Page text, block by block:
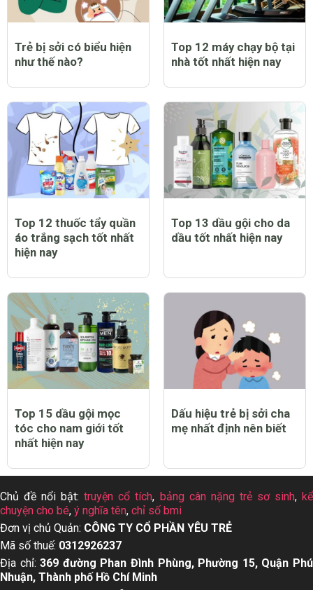
Trẻ bị sởi có biểu hiện
như thế nào?
Top 12 máy chạy bộ tại
nhà tốt nhất hiện nay
Top 12 thuốc tẩy quần
áo trắng sạch tốt nhất
hiện nay
Top 13 dầu gội cho da
dầu tốt nhất hiện nay
Top 15 dầu gội mọc
tóc cho nam giới tốt
nhất hiện nay
Dấu hiệu trẻ bị sởi cha
mẹ nhất định nên biết
Chủ đề nổi bật:truyện cổ tích, bảng cân nặng trẻ sơ sinh, kể
chuyện cho bé, ý nghĩa tên, chỉ số bmi
Đơn vị chủ Quản: CÔNG TY CỔ PHẦN YÊU TRẺ
Mã số thuế: 0312926237
Địa chỉ:369 đường Phan Đình Phùng, Phường 15, Quận Phú
Nhuận, Thành phố Hồ Chí Minh